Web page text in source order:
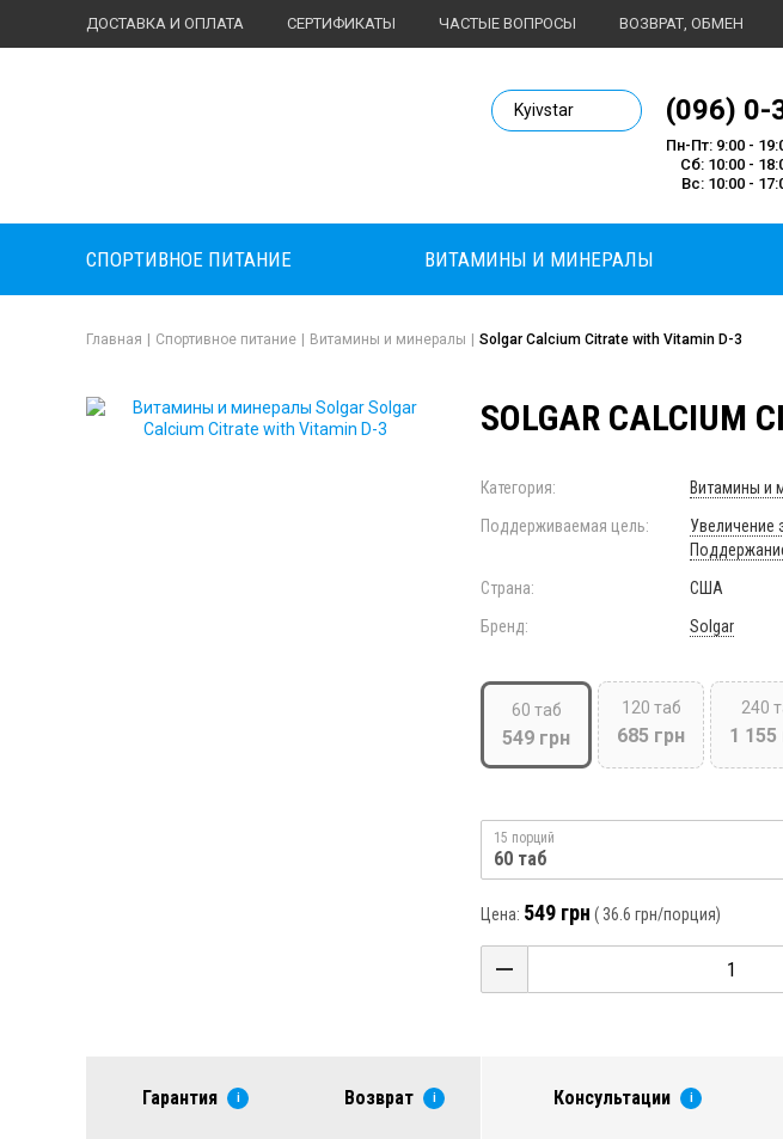
ДОСТАВКА И ОПЛАТА СЕРТИФИКАТЫ ЧАСТЫЕ ВОПРОСЫ ВОЗВРАТ, ОБМЕН
Body Market №1 магазин спортивного питания
Kyivstar (096) 0-
Пн-Пт: 9:00 -
Сб: 10:00 -
Вс: 10:00 -
СПОРТИВНОЕ ПИТАНИЕ ВИТАМИНЫ И МИНЕРАЛЫ
Главная Спортивное питание Витамины и минералы Solgar Calcium Citrate with Vitamin D-3
SOLGAR CALCIUM
Категория:
Витамины и
Поддерживаемая цель:
Увеличение
Страна:
США
Бренд:
Solgar
60 таб
549 грн
120 таб
685 грн
240
1 155
15 порций
60 таб
Цена: 549 грн ( 36.6 грн/порция)
Гарантия i Возврат i Консультации i